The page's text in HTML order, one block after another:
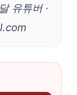
유튜버 ·